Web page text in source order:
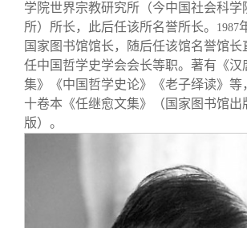
校友服务
终身学习
三创大赛
校友总会
会长致辞
学院世界宗教研究所（今中国社会科学
所）所长，此后任该所名誉所长。
1987
国家图书馆馆长，随后任该馆名誉馆长
任中国哲学史学会会长等职。著有《汉
集》《中国哲学史论》《老子绎读》等
十卷本《任继愈文集》（国家图书馆出
版）。